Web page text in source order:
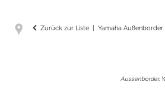
Zurück zur Liste Yamaha Außenborder
Aussenborder,